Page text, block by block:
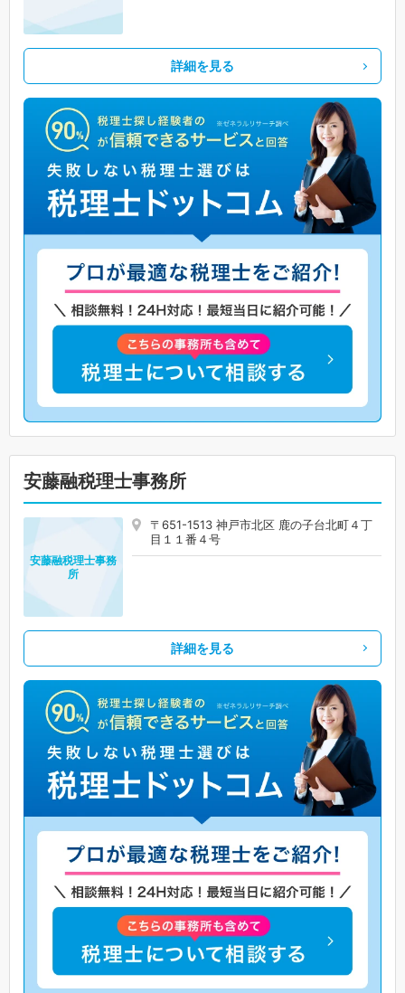
詳細を見る
安藤融税理士事務所
〒651-1513 神戸市北区 鹿の子台北町４丁
目１１番４号
安藤融税理士事務
所
詳細を見る